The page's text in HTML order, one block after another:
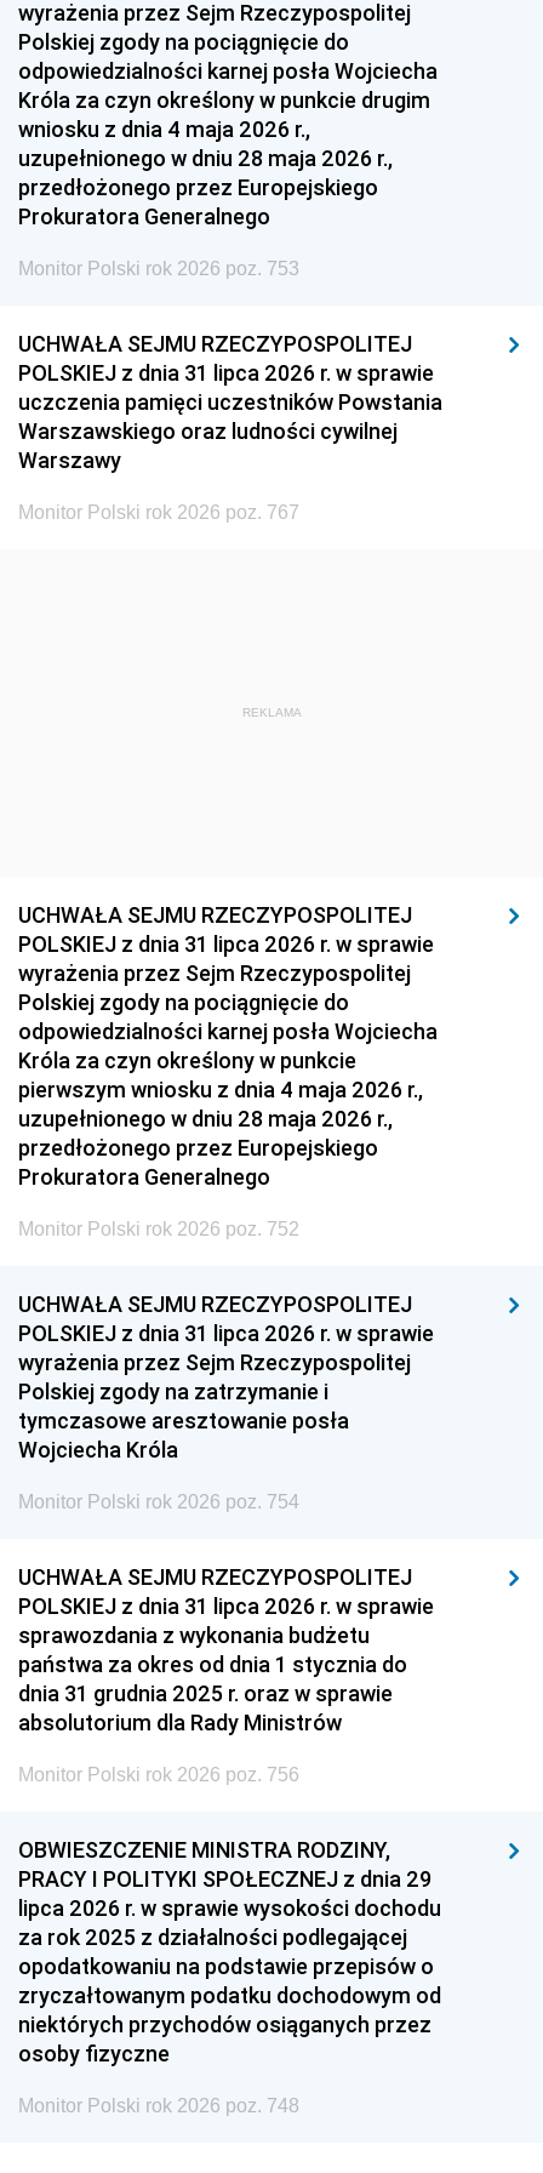
1951 1950 1949
1948 1947
1939 1938 1937
1936 1930
wyrażenia przez Sejm Rzeczypospolitej
Polskiej zgody na pociągnięcie do
odpowiedzialności karnej posła Wojciecha
Króla za czyn określony w punkcie drugim
wniosku z dnia 4 maja 2026 r.,
uzupełnionego w dniu 28 maja 2026 r.,
przedłożonego przez Europejskiego
Prokuratora Generalnego
Monitor Polski rok 2026 poz. 753
UCHWAŁA SEJMU RZECZYPOSPOLITEJ
POLSKIEJ z dnia 31 lipca 2026 r. w sprawie
uczczenia pamięci uczestników Powstania
Warszawskiego oraz ludności cywilnej
Warszawy
Monitor Polski rok 2026 poz. 767
REKLAMA
UCHWAŁA SEJMU RZECZYPOSPOLITEJ
POLSKIEJ z dnia 31 lipca 2026 r. w sprawie
wyrażenia przez Sejm Rzeczypospolitej
Polskiej zgody na pociągnięcie do
odpowiedzialności karnej posła Wojciecha
Króla za czyn określony w punkcie
pierwszym wniosku z dnia 4 maja 2026 r.,
uzupełnionego w dniu 28 maja 2026 r.,
przedłożonego przez Europejskiego
Prokuratora Generalnego
Monitor Polski rok 2026 poz. 752
UCHWAŁA SEJMU RZECZYPOSPOLITEJ
POLSKIEJ z dnia 31 lipca 2026 r. w sprawie
wyrażenia przez Sejm Rzeczypospolitej
Polskiej zgody na zatrzymanie i
tymczasowe aresztowanie posła
Wojciecha Króla
Monitor Polski rok 2026 poz. 754
UCHWAŁA SEJMU RZECZYPOSPOLITEJ
POLSKIEJ z dnia 31 lipca 2026 r. w sprawie
sprawozdania z wykonania budżetu
państwa za okres od dnia 1 stycznia do
dnia 31 grudnia 2025 r. oraz w sprawie
absolutorium dla Rady Ministrów
Monitor Polski rok 2026 poz. 756
OBWIESZCZENIE MINISTRA RODZINY,
PRACY I POLITYKI SPOŁECZNEJ z dnia 29
lipca 2026 r. w sprawie wysokości dochodu
za rok 2025 z działalności podlegającej
opodatkowaniu na podstawie przepisów o
zryczałtowanym podatku dochodowym od
niektórych przychodów osiąganych przez
osoby fizyczne
Monitor Polski rok 2026 poz. 748